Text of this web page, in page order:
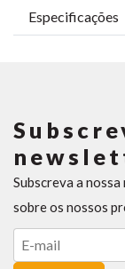
Especificações
Subscreva a
sobre os nossos